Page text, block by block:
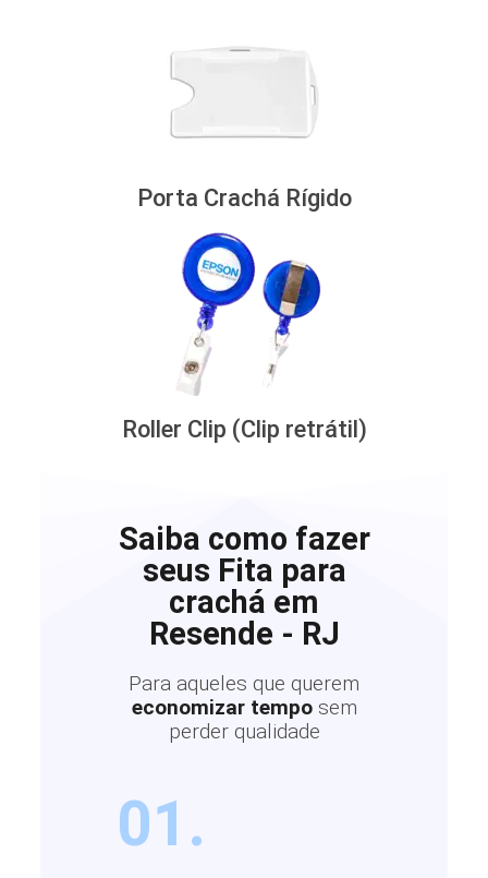
Porta Crachá Rígido
Roller Clip (Clip retrátil)
Saiba como fazer
seus Fita para
crachá em
Resende - RJ
Para aqueles que querem
economizar tempo sem
perder qualidade
01.